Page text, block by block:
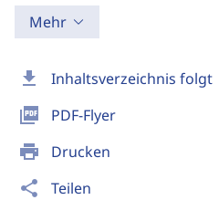
download Inhaltsverzeichnis folgt
picture_as_pdf PDF-Flyer
print Drucken
share Teilen
Mehr